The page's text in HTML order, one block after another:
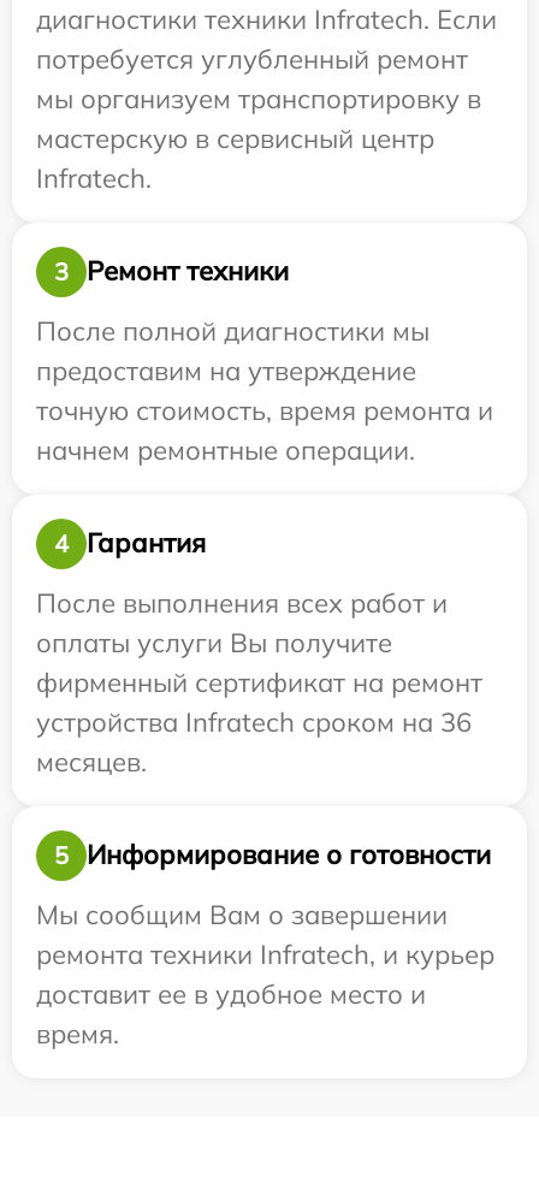
диагностики техники Infratech. Если
потребуется углубленный ремонт
мы организуем транспортировку в
мастерскую в сервисный центр
Infratech.
3
Ремонт техники
После полной диагностики мы
предоставим на утверждение
точную стоимость, время ремонта и
начнем ремонтные операции.
4
Гарантия
После выполнения всех работ и
оплаты услуги Вы получите
фирменный сертификат на ремонт
устройства Infratech сроком на 36
месяцев.
5
Информирование о готовности
Мы сообщим Вам о завершении
ремонта техники Infratech, и курьер
доставит ее в удобное место и
время.